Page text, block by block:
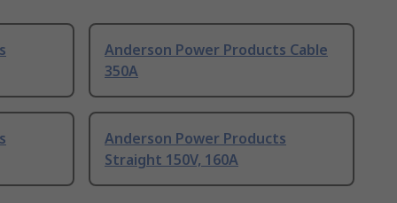
Anderson Power Products Cable
350A
Anderson Power Products
Straight 150V, 160A